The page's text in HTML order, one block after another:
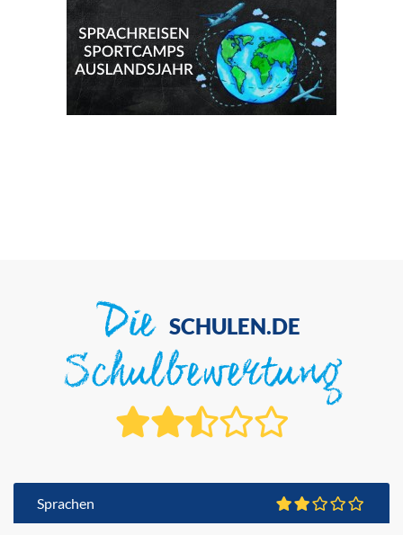
Die SCHULEN.DE
Schulbewertung
Sprachen